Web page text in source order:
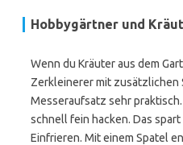
Hobbygärtner und
Wenn du Kräuter aus dem
Zerkleinerer mit zusätzlichen
Messeraufsatz sehr
schnell fein hacken. Das
Einfrieren. Mit einem Spatel